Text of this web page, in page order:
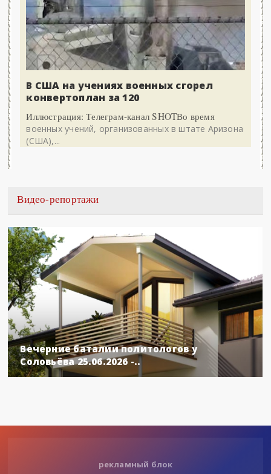
В США на учениях военных сгорел
конвертоплан за 120
Иллюстрация: Телеграм-канал SHOTВо время
военных учений, организованных в штате Аризона
(США),...
Видео-репортажи
Вечерние баталии политологов у
Соловьёва 25.06.2026 -..
рекламный блок